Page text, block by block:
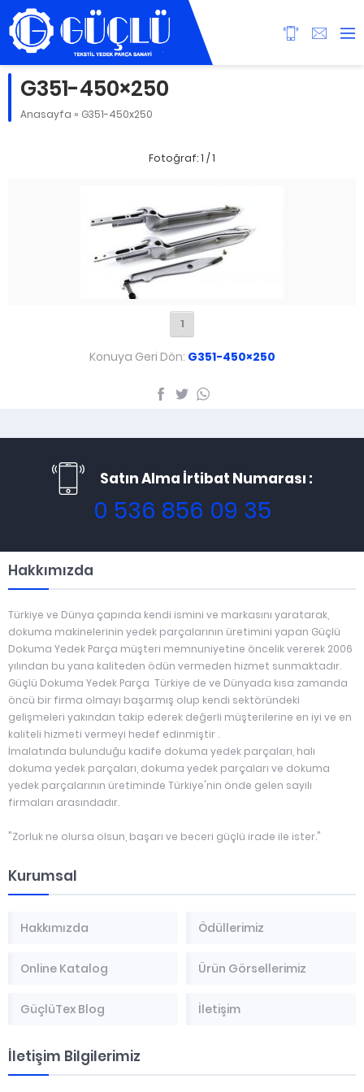
G351-450×250
Anasayfa » G351-450x250
Fotoğraf: 1 / 1
1
Konuya Geri Dön: G351-450×250
Satın Alma İrtibat Numarası :
0 536 856 09 35
Hakkımızda
Türkiye ve Dünya çapında kendi ismini ve markasını yaratarak,
dokuma makinelerinin yedek parçalarının üretimini yapan Güçlü
Dokuma Yedek Parça müşteri memnuniyetine öncelik vererek 2006
yılından bu yana kaliteden ödün vermeden hizmet sunmaktadır.
Güçlü Dokuma Yedek Parça Türkiye de ve Dünyada kısa zamanda
öncü bir firma olmayı başarmış olup kendi sektöründeki
gelişmeleri yakından takip ederek değerli müşterilerine en iyi ve en
kaliteli hizmeti vermeyi hedef edinmiştir .
İmalatında bulunduğu kadife dokuma yedek parçaları, halı
dokuma yedek parçaları, dokuma yedek parçaları ve dokuma
yedek parçalarının üretiminde Türkiye'nin önde gelen sayılı
firmaları arasındadır.
"Zorluk ne olursa olsun, başarı ve beceri güçlü irade ile ister."
Kurumsal
Hakkımızda Ödüllerimiz
Online Katalog Ürün Görsellerimiz
GüçlüTex Blog İletişim
İletişim Bilgilerimiz